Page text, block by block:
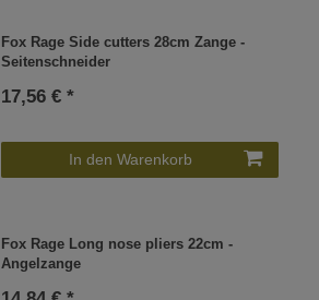
Fox Rage Side cutters 28cm Zange -
Seitenschneider
17,56 € *
In den Warenkorb
Fox Rage Long nose pliers 22cm -
Angelzange